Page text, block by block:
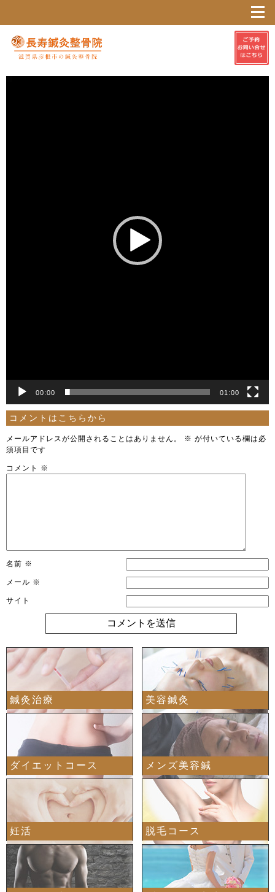
00:00 01:00
コメントはこちらから
メールアドレスが公開されることはありません。 ※ が付いている欄は必
須項目です
コメント ※
名前 ※
メール ※
サイト
鍼灸治療 美容鍼灸
ダイエットコース メンズ美容鍼
妊活 脱毛コース